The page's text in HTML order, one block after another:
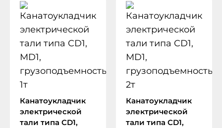
Канатоукладчик
электрической
тали типа CD1,
Канатоукладчик
электрической
тали типа CD1,